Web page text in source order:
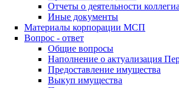
Отчеты о деятельности
Иные документы
Материалы корпорации МСП
Вопрос - ответ
Общие вопросы
Наполнение о актуализация
Предоставление имущества
Выкуп имущества